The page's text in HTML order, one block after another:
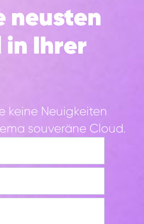
neusten
Ihrer
keine Neuigkeiten
souveräne Cloud.